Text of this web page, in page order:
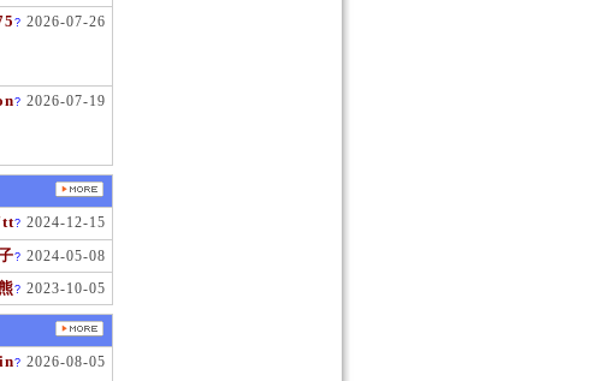
? 2026-07-26
? 2026-07-19
? 2024-12-15
? 2024-05-08
? 2023-10-05
? 2026-08-05